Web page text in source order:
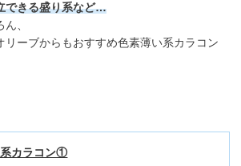
できる盛り系など…
、
リーブからもおすすめ色素薄い系カラコン
系カラコン①